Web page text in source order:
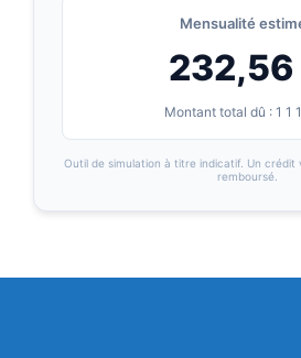
Mensualité
232,56
Montant total dû : 1 1
Outil de simulation à titre indicatif. Un crédit
remboursé.